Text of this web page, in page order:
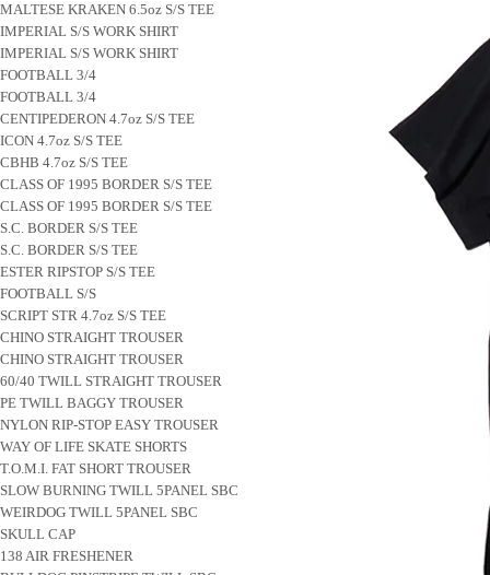
MALTESE KRAKEN 6.5oz S/S TEE
IMPERIAL S/S WORK SHIRT
IMPERIAL S/S WORK SHIRT
FOOTBALL 3/4
FOOTBALL 3/4
CENTIPEDERON 4.7oz S/S TEE
ICON 4.7oz S/S TEE
CBHB 4.7oz S/S TEE
CLASS OF 1995 BORDER S/S TEE
CLASS OF 1995 BORDER S/S TEE
S.C. BORDER S/S TEE
S.C. BORDER S/S TEE
ESTER RIPSTOP S/S TEE
FOOTBALL S/S
SCRIPT STR 4.7oz S/S TEE
CHINO STRAIGHT TROUSER
CHINO STRAIGHT TROUSER
60/40 TWILL STRAIGHT TROUSER
PE TWILL BAGGY TROUSER
NYLON RIP-STOP EASY TROUSER
WAY OF LIFE SKATE SHORTS
T.O.M.I. FAT SHORT TROUSER
SLOW BURNING TWILL 5PANEL SBC
WEIRDOG TWILL 5PANEL SBC
SKULL CAP
138 AIR FRESHENER